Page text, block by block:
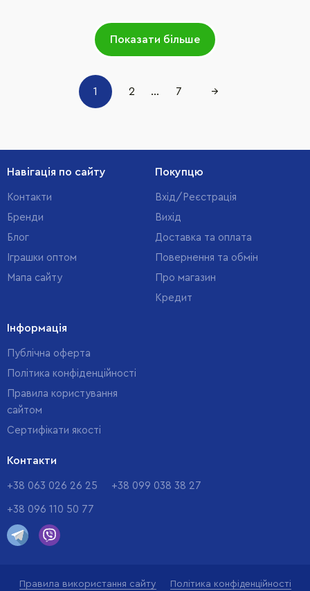
Показати більше
1 2 ... 7 →
Навігація по сайту
Контакти
Бренди
Блог
Іграшки оптом
Мапа сайту
Покупцю
Вхід/Реєстрація
Вихід
Доставка та оплата
Повернення та обмін
Про магазин
Кредит
Інформація
Публічна оферта
Політика конфіденційності
Правила користування
сайтом
Cертифікати якості
Контакти
+38 063 026 26 25 +38 099 038 38 27
+38 096 110 50 77
Правила використання сайту Політика конфіденційності